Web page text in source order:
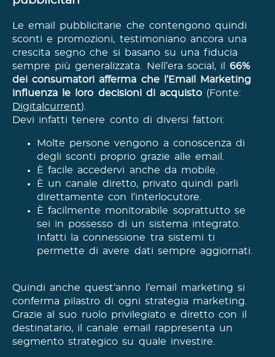
Le email pubblicitarie che contengono quindi
sconti e promozioni, testimoniano ancora una
crescita segno che si basano su una fiducia
sempre più generalizzata. Nell’era social, il66%
dei consumatori afferma che l’Email Marketing
influenza le loro decisioni di acquisto (Fonte:
Digitalcurrent).
Devi infatti tenere conto di diversi fattori:
Molte persone vengono a conoscenza di
degli sconti proprio grazie alle email.
È facile accedervi anche da mobile.
È un canale diretto, privato quindi parli
direttamente con l’interlocutore.
È facilmente monitorabile soprattutto se
sei in possesso di un sistema integrato.
Infatti la connessione tra sistemi ti
permette di avere dati sempre aggiornati.
Quindi anche quest’anno l’email marketing si
conferma pilastro di ogni strategia marketing.
Grazie al suo ruolo privilegiato e diretto con il
destinatario, il canale email rappresenta un
segmento strategico su quale investire.